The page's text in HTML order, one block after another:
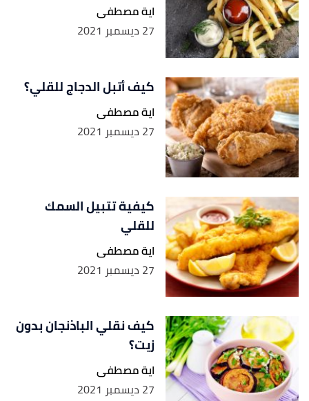
اية مصطفى
27 ديسمبر 2021
كيف أتبل الدجاج للقلي؟
اية مصطفى
27 ديسمبر 2021
كيفية تتبيل السمك
للقلي
اية مصطفى
27 ديسمبر 2021
كيف نقلي الباذنجان بدون
زيت؟
اية مصطفى
27 ديسمبر 2021